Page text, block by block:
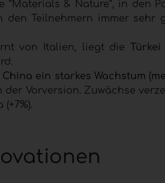
“Materials & Nature“, in den
Teilnehmern immer sehr
von Italien, liegt die
Türkei
ein starkes Wachstum
der Vorversion. Zuwächse